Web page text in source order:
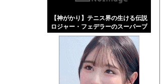
【神がかり】テニス界の生ける伝説
ロジャー・フェデラーのスーパープ
レイ！